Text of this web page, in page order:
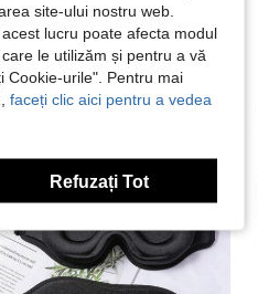
4,91 2
4,91
site-ului nostru web.
lucru poate afecta modul
le utilizăm și pentru a vă
Cookie-urile". Pentru mai
faceți clic aici pentru a vedea
Refuzați Tot